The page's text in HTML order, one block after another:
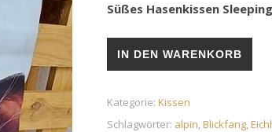
Süßes Hasenkissen
Süßes Hasenkissen Sleeping
IN DEN WARENKORB
Kategorie: Kissen
Schlagwörter: alpin,Blickfang,